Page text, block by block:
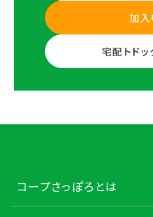
加
宅配トド
コープさっぽろとは